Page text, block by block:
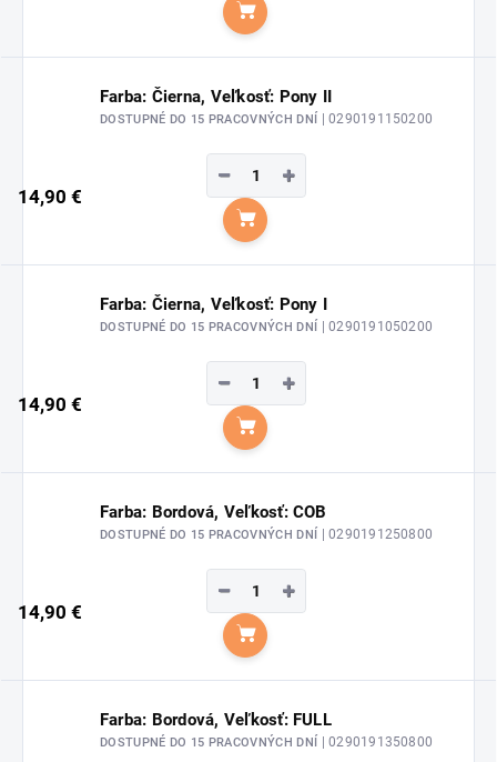
Do košíka
Farba: Čierna, Veľkosť: Pony II
DOSTUPNÉ DO 15 PRACOVNÝCH DNÍ | 0290191150200
14,90 €
+
−
Do košíka
Farba: Čierna, Veľkosť: Pony I
DOSTUPNÉ DO 15 PRACOVNÝCH DNÍ | 0290191050200
14,90 €
+
−
Do košíka
Farba: Bordová, Veľkosť: COB
DOSTUPNÉ DO 15 PRACOVNÝCH DNÍ | 0290191250800
14,90 €
+
−
Do košíka
Farba: Bordová, Veľkosť: FULL
DOSTUPNÉ DO 15 PRACOVNÝCH DNÍ | 0290191350800